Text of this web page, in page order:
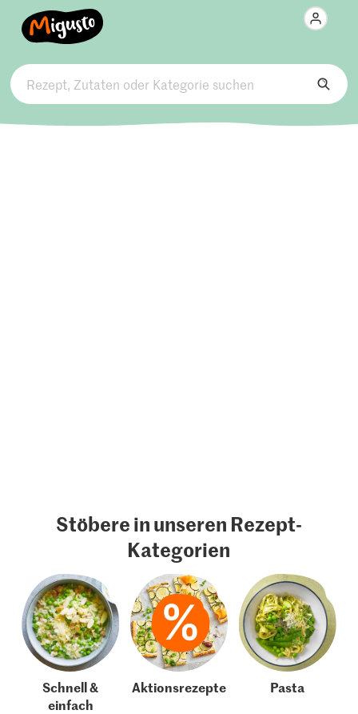
Stöbere in unseren Rezept-
Kategorien
Schnell &
einfach
Aktionsrezepte Pasta